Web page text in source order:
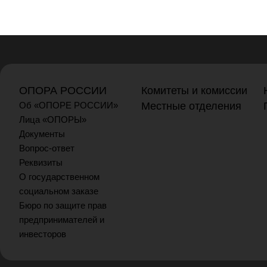
ОПОРА РОССИИ
Об «ОПОРЕ РОССИИ»
Лица «ОПОРЫ»
Документы
Вопрос-ответ
Реквизиты
О государственном
социальном заказе
Бюро по защите прав
предпринимателей и
инвесторов
Комитеты и комиссии
Местные отделения